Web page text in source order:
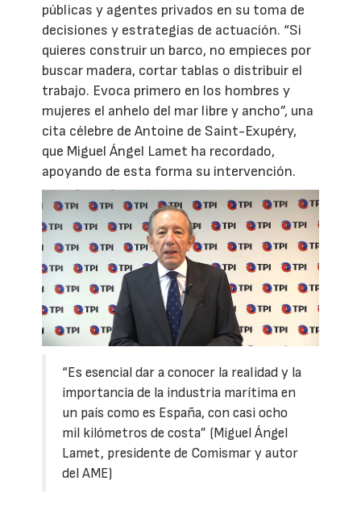
públicas y agentes privados en su toma de
decisiones y estrategias de actuación. “Si
quieres construir un barco, no empieces por
buscar madera, cortar tablas o distribuir el
trabajo. Evoca primero en los hombres y
mujeres el anhelo del mar libre y ancho”, una
cita célebre de Antoine de Saint-Exupéry,
que Miguel Ángel Lamet ha recordado,
apoyando de esta forma su intervención.
“Es esencial dar a conocer la realidad y la
importancia de la industria marítima en
un país como es España, con casi ocho
mil kilómetros de costa” (Miguel Ángel
Lamet, presidente de Comismar y autor
del AME)